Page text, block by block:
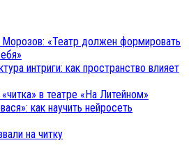
Морозов: «Театр должен формировать
интриги: как пространство влияет
в театре «На Литейном»
как научить нейросеть
на читку